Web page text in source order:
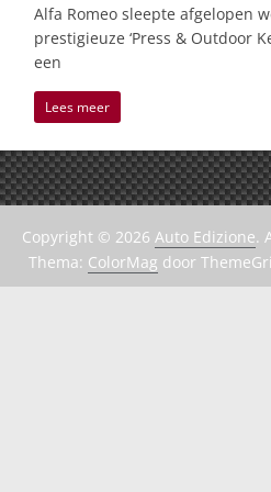
Alfa Romeo sleepte afgelopen
prestigieuze ‘Press & Outdoor
een
Lees meer
Copyright © 2026 Auto Edizione.
Thema: ColorMag door